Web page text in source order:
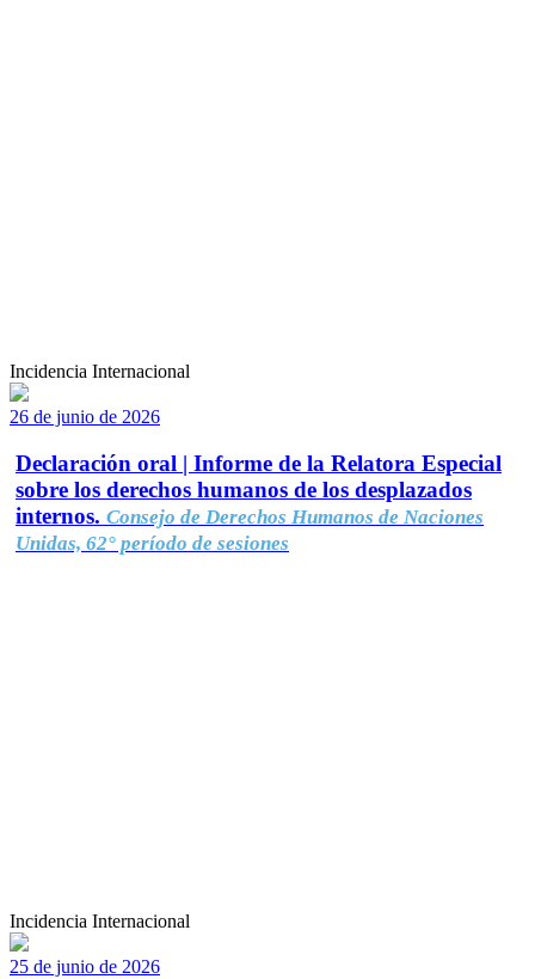
Incidencia Internacional
26 de junio de 2026
Declaración oral | Informe de la Relatora Especial
sobre los derechos humanos de los desplazados
internos. Consejo de Derechos Humanos de Naciones
Unidas, 62° período de sesiones
Incidencia Internacional
25 de junio de 2026